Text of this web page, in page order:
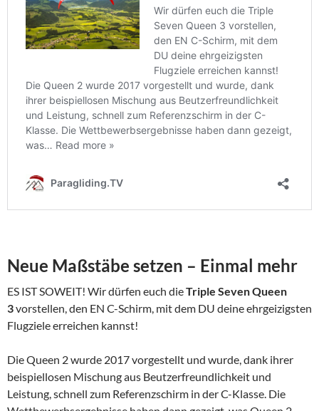
Neue Maßstäbe setzen – Einmal mehr
ES IST SOWEIT! Wir dürfen euch dieTriple Seven Queen
3vorstellen, den EN C-Schirm, mit dem DU deine ehrgeizigsten
Flugziele erreichen kannst!
Die Queen 2 wurde 2017 vorgestellt und wurde, dank ihrer
beispiellosen Mischung aus Beutzerfreundlichkeit und
Leistung, schnell zum Referenzschirm in der C-Klasse. Die